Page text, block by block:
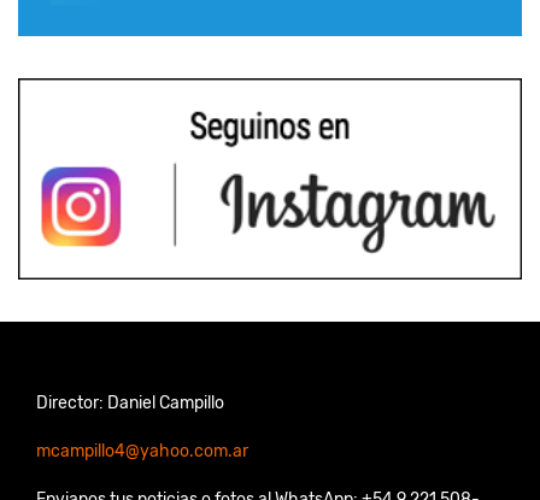
Director: Daniel Campillo
mcampillo4@yahoo.com.ar